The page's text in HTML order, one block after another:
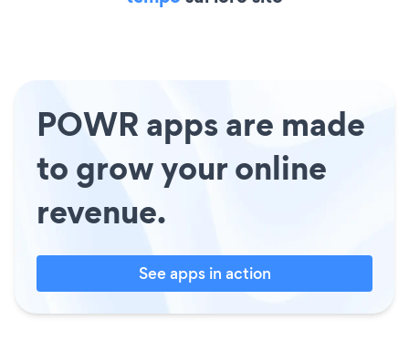
POWR apps are made
to grow your online
revenue.
See apps in action